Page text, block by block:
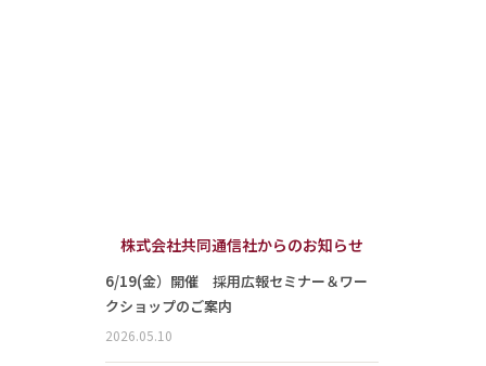
株式会社共同通信社からのお知らせ
6/19(金）開催 採用広報セミナー＆ワー
クショップのご案内
2026.05.10